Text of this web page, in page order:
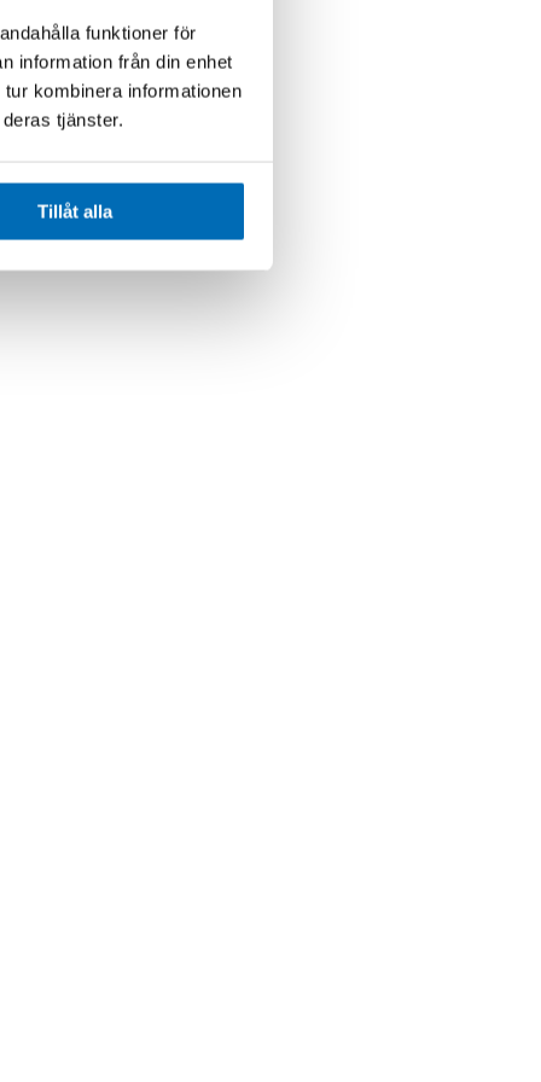
funktioner för
information från din enhet
kombinera informationen
tjänster.
Tillåt alla